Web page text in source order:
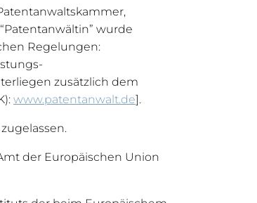
wurde
Regelungen:
zusätzlich dem
www.patentanwalt.de].
der Europäischen Union